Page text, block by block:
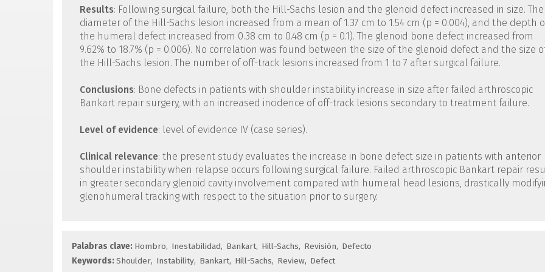
Results: Following surgical failure, both the Hill-Sachs lesion and the glenoid defect increased in size. The
diameter of the Hill-Sachs lesion increased from a mean of 1.37 cm to 1.54 cm (p = 0.004), and the depth
the humeral defect increased from 0.38 cm to 0.48 cm (p = 0.1). The glenoid bone defect increased from
9.62% to 18.7% (p = 0.006). No correlation was found between the size of the glenoid defect and the size
the Hill-Sachs lesion. The number of off-track lesions increased from 1 to 7 after surgical failure.
Conclusions: Bone defects in patients with shoulder instability increase in size after failed arthroscopic
Bankart repair surgery, with an increased incidence of off-track lesions secondary to treatment failure.
Level of evidence: level of evidence IV (case series).
Clinical relevance: the present study evaluates the increase in bone defect size in patients with anterior
shoulder instability when relapse occurs following surgical failure. Failed arthroscopic Bankart repair
in greater secondary glenoid cavity involvement compared with humeral head lesions, drastically
glenohumeral tracking with respect to the situation prior to surgery.
Palabras clave: Hombro Inestabilidad Bankart Hill-Sachs Revisión
Defecto
Keywords:Shoulder Instability Bankart Hill-Sachs Review Defect